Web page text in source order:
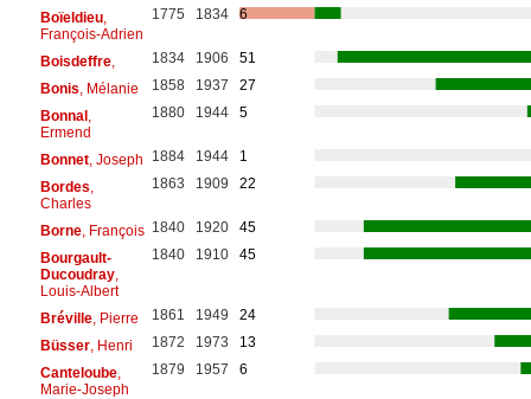
Boïeldieu,
François-Adrien
1775 1834 6
Boisdeffre, 1834 1906
51
Bonis , Mélanie 1858 1937
27
Bonnal,
Ermend
1880 1944 5
Bonnet, Joseph 1884 1944
1
Bordes
Charles
1863 1909 22
Borne, François 1840 1920
45
Bourgault-
Ducoudray,
Louis-Albert
1840 1910 45
Bréville, Pierre 1861 1949
24
Büsser, Henri 1872 1973
13
Canteloube,
Marie-Joseph
1879 1957 6